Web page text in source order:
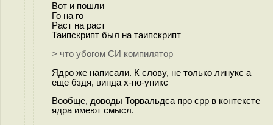
Вот и пошли
Го на го
Раст на раст
Таипскрипт был на таипскрипт
> что убогом СИ компилятор
Ядро же написали. К слову, не только линукс а
еще бздя, винда х-но-уникс
Вообще, доводы Торвальдса про cpp в контексте
ядра имеют смысл.